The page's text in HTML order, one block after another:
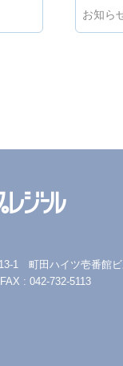
お知ら
13-1町田ハイツ壱番館
: 042-732-5113